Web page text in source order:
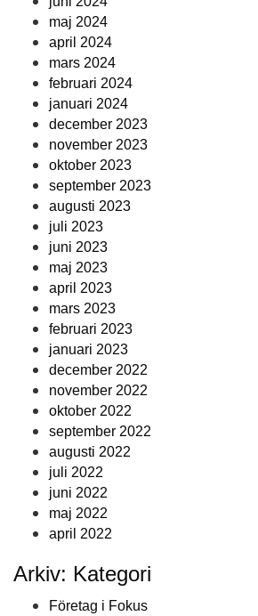
maj 2024
april 2024
mars 2024
februari 2024
januari 2024
december 2023
november 2023
oktober 2023
september 2023
augusti 2023
juli 2023
juni 2023
maj 2023
april 2023
mars 2023
februari 2023
januari 2023
december 2022
november 2022
oktober 2022
september 2022
augusti 2022
juli 2022
juni 2022
maj 2022
april 2022
Arkiv: Kategori
Företag i Fokus